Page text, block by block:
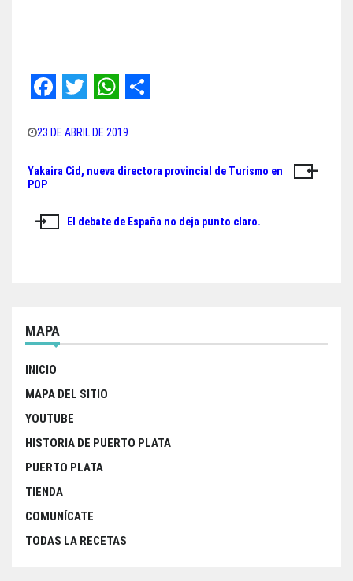
a
c
e
b
o
w
i
t
h
a
s
h
a
e
23 DE ABRIL DE 2019
Navegación
entradas
Yakaira Cid, nueva directora provincial de Turismo en
POP
El debate de España no deja punto claro.
MAPA
INICIO
MAPA DEL SITIO
YOUTUBE
HISTORIA DE PUERTO PLATA
PUERTO PLATA
TIENDA
COMUNÍCATE
TODAS LA RECETAS